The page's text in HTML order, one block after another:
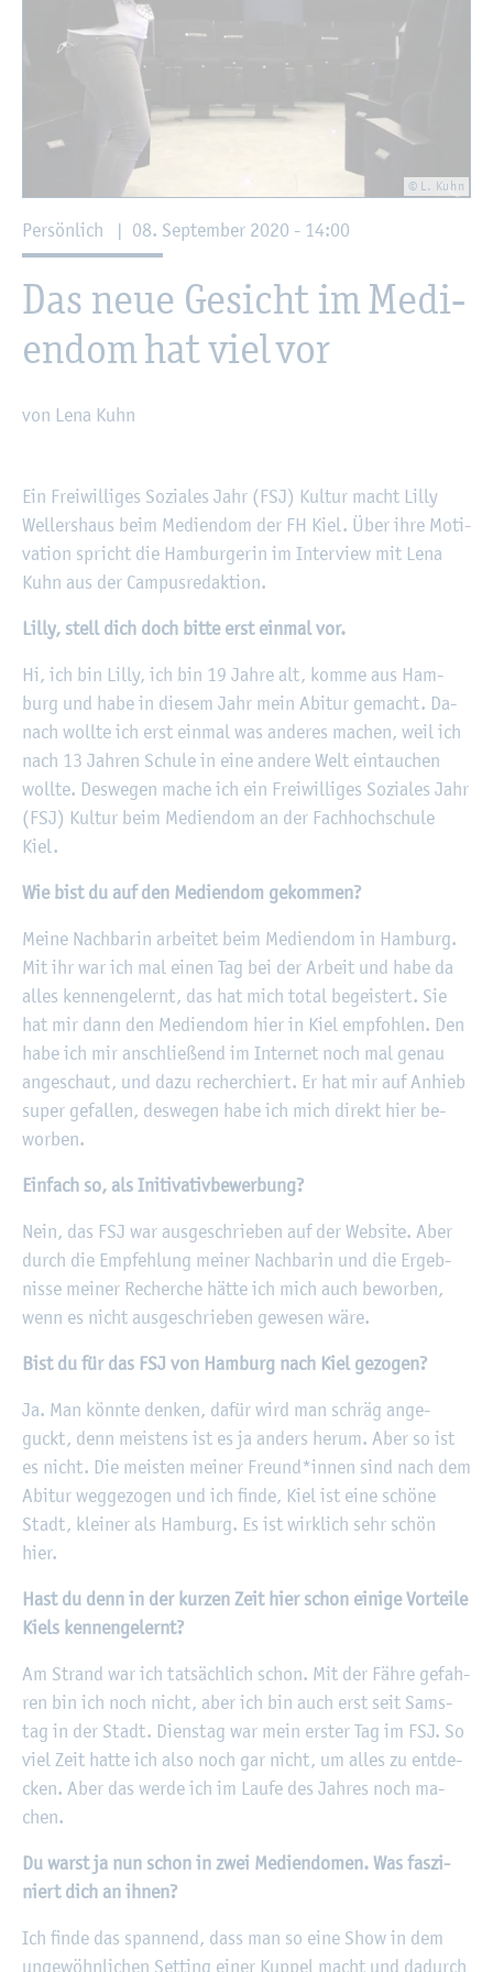
© L. Kuhn
Per­sön­lich | 08. Sep­tem­ber 2020 - 14:00
Das neue Ge­sicht im Me­di­
en­dom hat viel vor
von Lena Kuhn
Ein Frei­wil­li­ges So­zia­les Jahr (FSJ) Kul­tur macht Lilly
Wel­lers­haus beim Me­di­en­dom der FH Kiel. Über ihre Mo­ti­
va­ti­on spricht die Ham­bur­ge­rin im In­ter­view mit Lena
Kuhn aus der Cam­pus­re­dak­ti­on.
Lilly, stell dich doch bitte erst ein­mal vor.
Hi, ich bin Lilly, ich bin 19 Jahre alt, komme aus Ham­
burg und habe in die­sem Jahr mein Ab­itur ge­macht. Da­
nach woll­te ich erst ein­mal was an­de­res ma­chen, weil ich
nach 13 Jah­ren Schu­le in eine an­de­re Welt ein­tau­chen
woll­te. Des­we­gen mache ich ein Frei­wil­li­ges So­zia­les Jahr
(FSJ) Kul­tur beim Me­di­en­dom an der Fach­hoch­schu­le
Kiel.
Wie bist du auf den Me­di­en­dom ge­kom­men?
Meine Nach­ba­rin ar­bei­tet beim Me­di­en­dom in Ham­burg.
Mit ihr war ich mal einen Tag bei der Ar­beit und habe da
alles ken­nen­ge­lernt, das hat mich total be­geis­tert. Sie
hat mir dann den Me­di­en­dom hier in Kiel emp­foh­len. Den
habe ich mir an­schlie­ßend im In­ter­net noch mal genau
an­ge­schaut, und dazu re­cher­chiert. Er hat mir auf An­hieb
super ge­fal­len, des­we­gen habe ich mich di­rekt hier be­
wor­ben.
Ein­fach so, als In­i­tiv­a­tiv­be­wer­bung?
Nein, das FSJ war aus­ge­schrie­ben auf der Web­site. Aber
durch die Emp­feh­lung mei­ner Nach­ba­rin und die Er­geb­
nis­se mei­ner Re­cher­che hätte ich mich auch be­wor­ben,
wenn es nicht aus­ge­schrie­ben ge­we­sen wäre.
Bist du für das FSJ von Ham­burg nach Kiel ge­zo­gen?
Ja. Man könn­te den­ken, dafür wird man schräg an­ge­
guckt, denn meis­tens ist es ja an­ders herum. Aber so ist
es nicht. Die meis­ten mei­ner Freund*innen sind nach dem
Ab­itur weg­ge­zo­gen und ich finde, Kiel ist eine schö­ne
Stadt, klei­ner als Ham­burg. Es ist wirk­lich sehr schön
hier.
Hast du denn in der kur­zen Zeit hier schon ei­ni­ge Vor­tei­le
Kiels ken­nen­ge­lernt?
Am Strand war ich tat­säch­lich schon. Mit der Fähre ge­fah­
ren bin ich noch nicht, aber ich bin auch erst seit Sams­
tag in der Stadt. Diens­tag war mein ers­ter Tag im FSJ. So
viel Zeit hatte ich also noch gar nicht, um alles zu ent­de­
cken. Aber das werde ich im Laufe des Jah­res noch ma­
chen.
Du warst ja nun schon in zwei Me­di­en­do­men. Was fas­zi­
niert dich an ihnen?
Ich finde das span­nend, dass man so eine Show in dem
un­ge­wöhn­li­chen Set­ting einer Kup­pel macht und da­durch
©Fach­hoch­schu­le Kiel